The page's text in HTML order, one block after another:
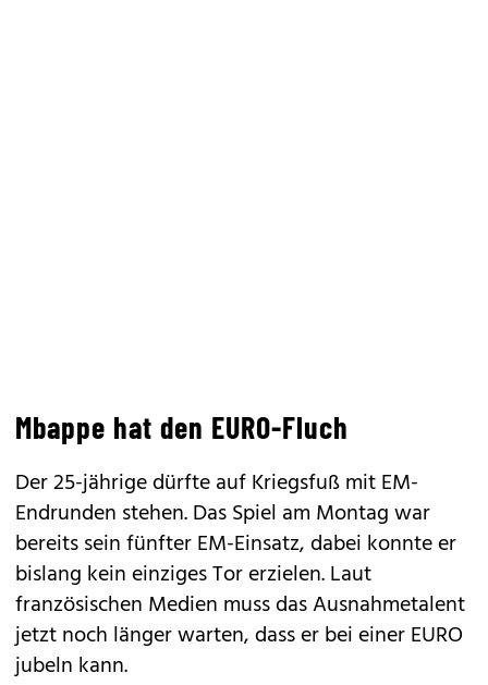
Mbappe hat den EURO-Fluch
Der 25-jährige dürfte auf Kriegsfuß mit EM-
Endrunden stehen. Das Spiel am Montag war
bereits sein fünfter EM-Einsatz, dabei konnte er
bislang kein einziges Tor erzielen. Laut
französischen Medien muss das Ausnahmetalent
jetzt noch länger warten, dass er bei einer EURO
jubeln kann.